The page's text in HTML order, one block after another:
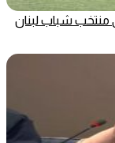
منتخب شباب لبنان